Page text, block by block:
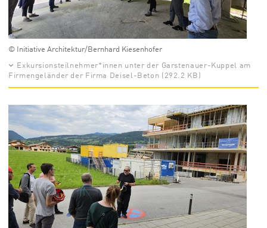
© Initiative Architektur/Bernhard Kiesenhofer
Exkursionsteilnehmer*innen unter der Garstenauer-Kuppel am
Firmengeländer der Firma Deisel-Beton (292.2 KB)